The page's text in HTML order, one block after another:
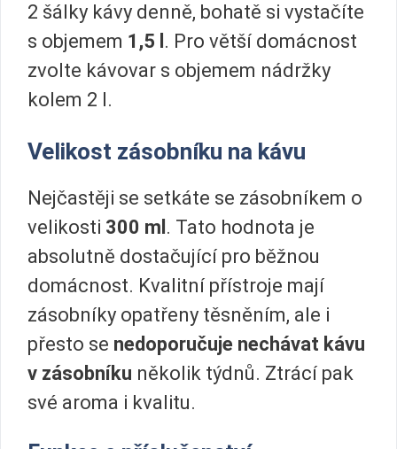
2 šálky kávy denně, bohatě si vystačíte
s objemem 1,5 l . Pro větší domácnost
zvolte kávovar s objemem nádržky
kolem 2 l.
Velikost zásobníku na kávu
Nejčastěji se setkáte se zásobníkem o
velikosti 300 ml . Tato hodnota je
absolutně dostačující pro běžnou
domácnost. Kvalitní přístroje mají
zásobníky opatřeny těsněním, ale i
přesto se nedoporučuje nechávat kávu
v zásobníku několik týdnů. Ztrácí pak
své aroma i kvalitu.